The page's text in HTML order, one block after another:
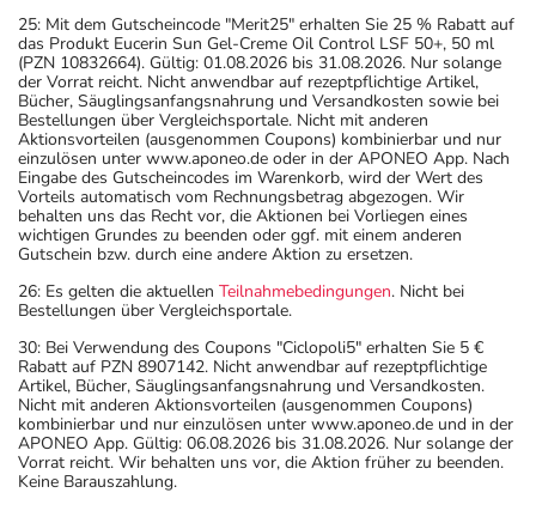
25: Mit dem Gutscheincode "Merit25" erhalten Sie 25 % Rabatt auf
das Produkt Eucerin Sun Gel-Creme Oil Control LSF 50+, 50 ml
(PZN 10832664). Gültig: 01.08.2026 bis 31.08.2026. Nur solange
der Vorrat reicht. Nicht anwendbar auf rezeptpflichtige Artikel,
Bücher, Säuglingsanfangsnahrung und Versandkosten sowie bei
Bestellungen über Vergleichsportale. Nicht mit anderen
Aktionsvorteilen (ausgenommen Coupons) kombinierbar und nur
einzulösen unter www.aponeo.de oder in der APONEO App. Nach
Eingabe des Gutscheincodes im Warenkorb, wird der Wert des
Vorteils automatisch vom Rechnungsbetrag abgezogen. Wir
behalten uns das Recht vor, die Aktionen bei Vorliegen eines
wichtigen Grundes zu beenden oder ggf. mit einem anderen
Gutschein bzw. durch eine andere Aktion zu ersetzen.
26: Es gelten die aktuellen Teilnahmebedingungen. Nicht bei
Bestellungen über Vergleichsportale.
30: Bei Verwendung des Coupons "Ciclopoli5" erhalten Sie 5 €
Rabatt auf PZN 8907142. Nicht anwendbar auf rezeptpflichtige
Artikel, Bücher, Säuglingsanfangsnahrung und Versandkosten.
Nicht mit anderen Aktionsvorteilen (ausgenommen Coupons)
kombinierbar und nur einzulösen unter www.aponeo.de und in der
APONEO App. Gültig: 06.08.2026 bis 31.08.2026. Nur solange der
Vorrat reicht. Wir behalten uns vor, die Aktion früher zu beenden.
Keine Barauszahlung.